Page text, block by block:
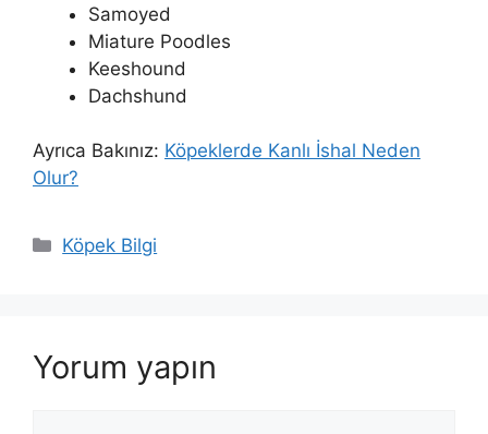
Samoyed
Miature Poodles
Keeshound
Dachshund
Ayrıca Bakınız: Köpeklerde Kanlı İshal Neden
Olur?
Kategoriler
Köpek Bilgi
Yorum yapın